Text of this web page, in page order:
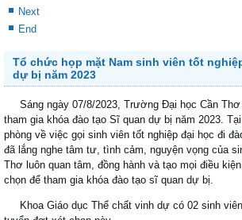
Tập huấn chuyên đề, chuyên môn các học
Khai mạc Hội thao Truyền thống Trường Đại
Trường ĐH Cần Thơ đăng cai Giải Vô địch
Đồng bằng sông Cửu Long
Start
Prev
1
2
3
Next